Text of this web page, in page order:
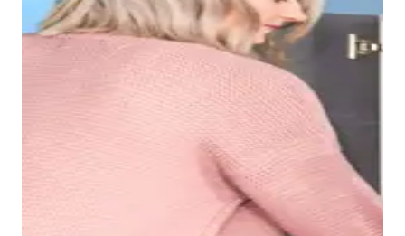
Grazie al bordo sottile del lavabo Duravit No.1, si
ottiene un bacino interno spazioso, nel quale è
possibile, ad esempio, lavarsi i capelli senza problemi.